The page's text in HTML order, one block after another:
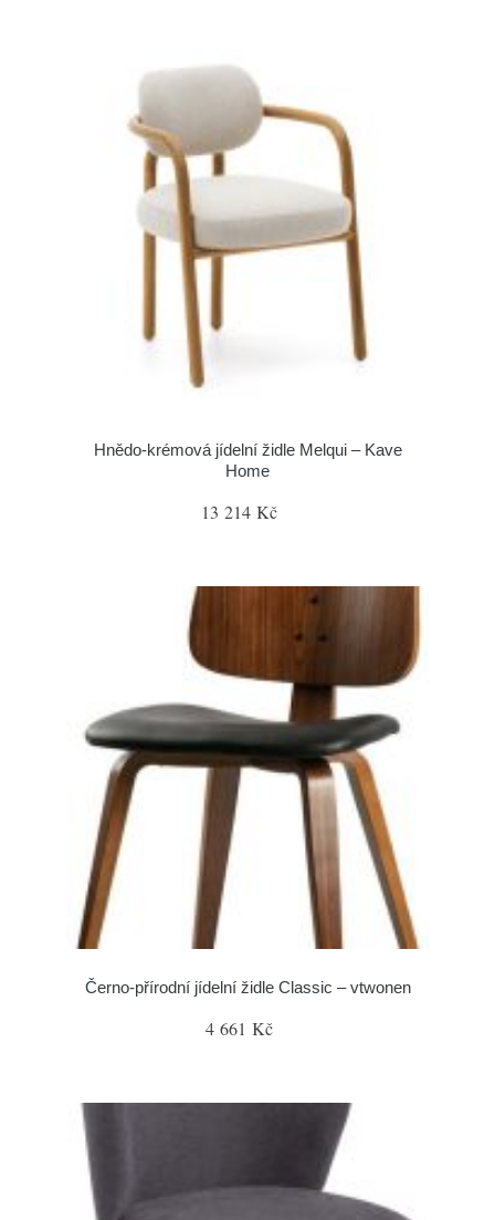
Hnědo-krémová jídelní židle Melqui – Kave
Home
13 214 Kč
Černo-přírodní jídelní židle Classic – vtwonen
4 661 Kč